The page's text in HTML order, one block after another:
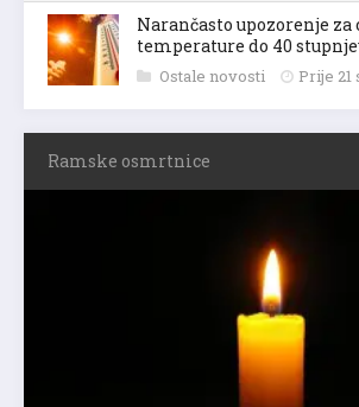
Narančasto upozorenje
temperature do 40
Ostale novosti Prije 21
Ramske osmrtnice